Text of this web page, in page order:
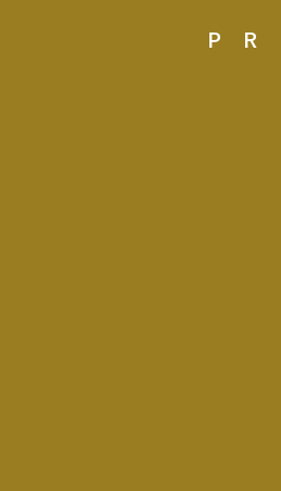
（東京都 怜怜〝れいれい〟 様）PR